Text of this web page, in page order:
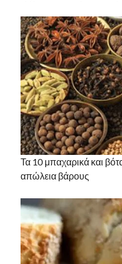
Τα 10 μπαχαρικά και
απώλεια βάρους